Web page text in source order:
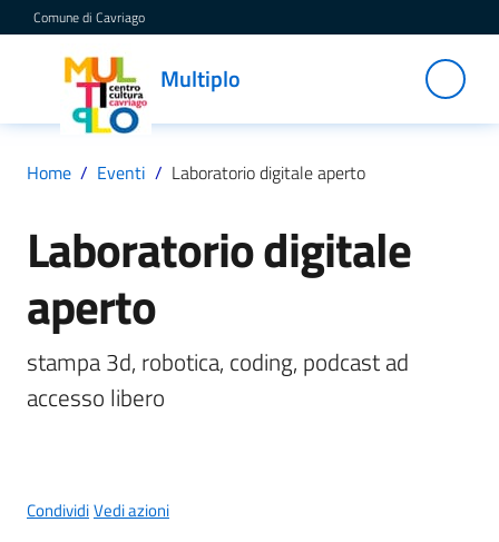
Vai al contenuto
Vai alla navigazione
Vai al footer
Comune di Cavriago
Multiplo
Multiplo
Centro
Cultura
Servizi
a
t
g
o
Home / Eventi / Laboratorio digitale aperto
Salta al contenuto
Laboratorio digitale
aperto
stampa 3d, robotica, coding, podcast ad
accesso libero
CondividiVedi azioni